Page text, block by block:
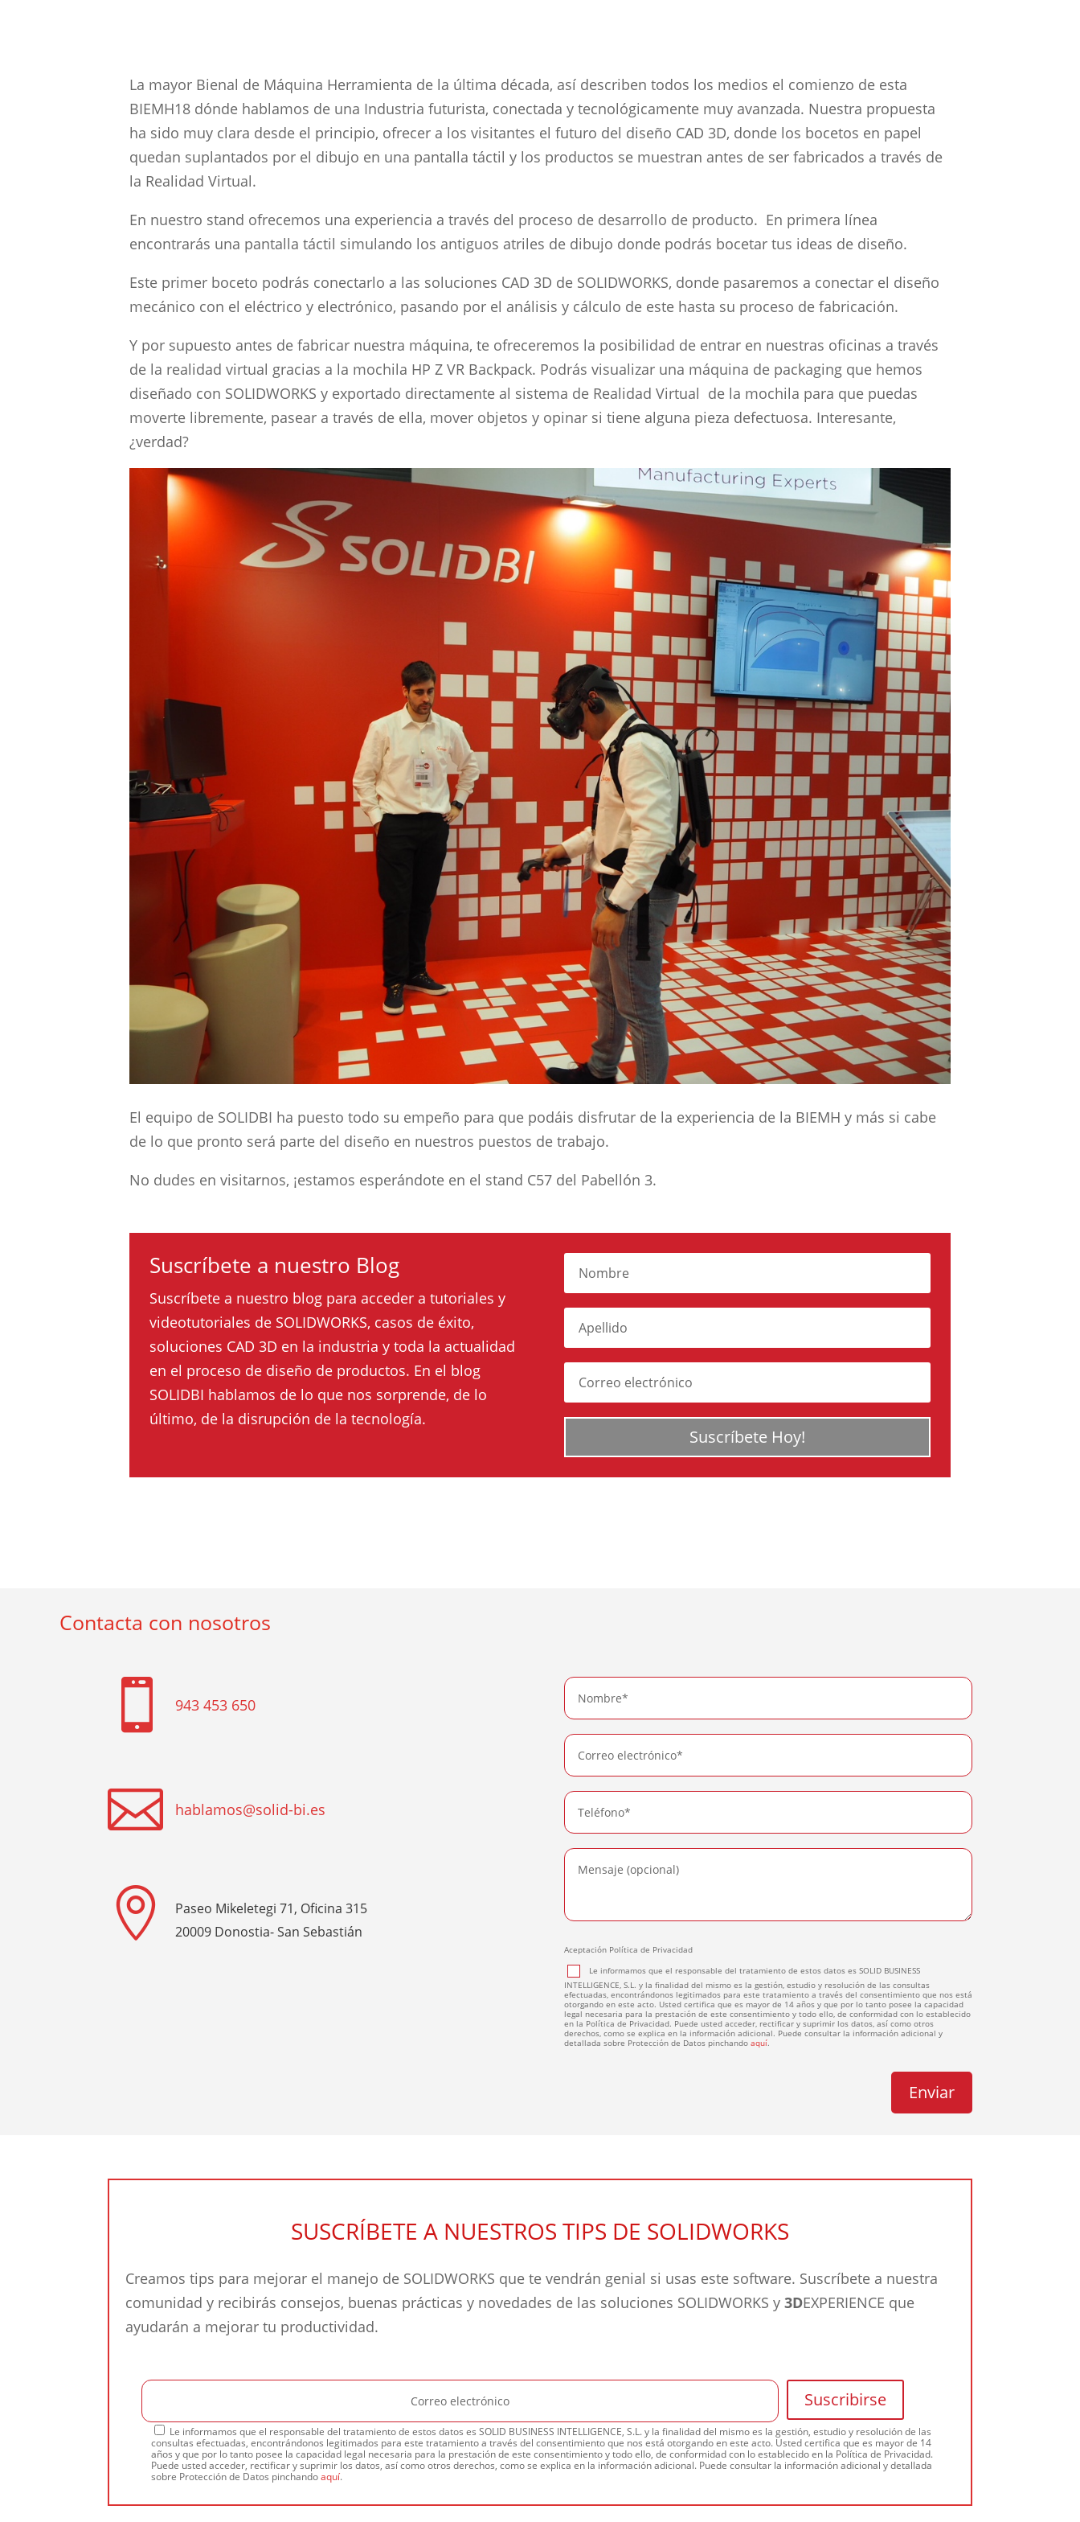
La mayor Bienal de Máquina Herramienta de la última década, así describen todos los medios el comienzo de esta
BIEMH18 dónde hablamos de una Industria futurista, conectada y tecnológicamente muy avanzada. Nuestra propuesta
ha sido muy clara desde el principio, ofrecer a los visitantes el futuro del diseño CAD 3D, donde los bocetos en papel
quedan suplantados por el dibujo en una pantalla táctil y los productos se muestran antes de ser fabricados a través de
la Realidad Virtual.
En nuestro stand ofrecemos una experiencia a través del proceso de desarrollo de producto. En primera línea
encontrarás una pantalla táctil simulando los antiguos atriles de dibujo donde podrás bocetar tus ideas de diseño.
Este primer boceto podrás conectarlo a las soluciones CAD 3D de SOLIDWORKS, donde pasaremos a conectar el diseño
mecánico con el eléctrico y electrónico, pasando por el análisis y cálculo de este hasta su proceso de fabricación.
Y por supuesto antes de fabricar nuestra máquina, te ofreceremos la posibilidad de entrar en nuestras oficinas a través
de la realidad virtual gracias a la mochila HP Z VR Backpack. Podrás visualizar una máquina de packaging que hemos
diseñado con SOLIDWORKS y exportado directamente al sistema de Realidad Virtual de la mochila para que puedas
moverte libremente, pasear a través de ella, mover objetos y opinar si tiene alguna pieza defectuosa. Interesante,
¿verdad?
El equipo de SOLIDBI ha puesto todo su empeño para que podáis disfrutar de la experiencia de la BIEMH y más si cabe
de lo que pronto será parte del diseño en nuestros puestos de trabajo.
No dudes en visitarnos, ¡estamos esperándote en el stand C57 del Pabellón 3.
Suscríbete a nuestro Blog
Suscríbete a nuestro blog para acceder a tutoriales y
videotutoriales de SOLIDWORKS, casos de éxito,
soluciones CAD 3D en la industria y toda la actualidad
en el proceso de diseño de productos. En el blog
SOLIDBI hablamos de lo que nos sorprende, de lo
último, de la disrupción de la tecnología.
Suscríbete Hoy!
Contacta con nosotros
 943 453 650
 hablamos@solid-bi.es

Paseo Mikeletegi 71, Oficina 315
20009 Donostia- San Sebastián
Aceptación Política de Privacidad
Le informamos que el responsable del tratamiento de estos datos es SOLID BUSINESS
INTELLIGENCE, S.L. y la finalidad del mismo es la gestión, estudio y resolución de las consultas
efectuadas, encontrándonos legitimados para este tratamiento a través del consentimiento que nos está
otorgando en este acto. Usted certifica que es mayor de 14 años y que por lo tanto posee la capacidad
legal necesaria para la prestación de este consentimiento y todo ello, de conformidad con lo establecido
en la Política de Privacidad. Puede usted acceder, rectificar y suprimir los datos, así como otros
derechos, como se explica en la información adicional. Puede consultar la información adicional y
detallada sobre Protección de Datos pinchando aquí.
SUSCRÍBETE A NUESTROS TIPS DE SOLIDWORKS
Creamos tips para mejorar el manejo de SOLIDWORKS que te vendrán genial si usas este software. Suscríbete a nuestra
comunidad y recibirás consejos, buenas prácticas y novedades de las soluciones SOLIDWORKS y 3DEXPERIENCE que
ayudarán a mejorar tu productividad.
Le informamos que el responsable del tratamiento de estos datos es SOLID BUSINESS INTELLIGENCE, S.L. y la finalidad del mismo es la gestión, estudio y resolución de las
consultas efectuadas, encontrándonos legitimados para este tratamiento a través del consentimiento que nos está otorgando en este acto. Usted certifica que es mayor de 14
años y que por lo tanto posee la capacidad legal necesaria para la prestación de este consentimiento y todo ello, de conformidad con lo establecido en la Política de Privacidad.
Puede usted acceder, rectificar y suprimir los datos, así como otros derechos, como se explica en la información adicional. Puede consultar la información adicional y detallada
sobre Protección de Datos pinchandoaquí.